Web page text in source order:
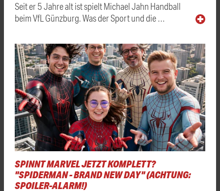
Seit er 5 Jahre alt ist spielt Michael Jahn Handball
beim VfL Günzburg. Was der Sport und die …
SPINNT MARVEL JETZT KOMPLETT?
"SPIDERMAN - BRAND NEW DAY" (ACHTUNG:
SPOILER-ALARM!)